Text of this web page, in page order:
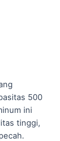
500
ini
tinggi,